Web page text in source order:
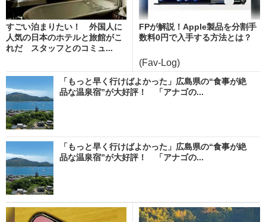
すごい泊まりたい！ 外国人に
人気の日本のホテルと旅館がこ
れだ スタッフとのコミュ...
FPが解説！Apple製品を分割手
数料0円で入手する方法とは？
(Fav-Log)
「もっと早く行けばよかった」広島県の“食事が絶
品な温泉宿”が大好評！ 「アナゴの...
「もっと早く行けばよかった」広島県の“食事が絶
品な温泉宿”が大好評！ 「アナゴの...